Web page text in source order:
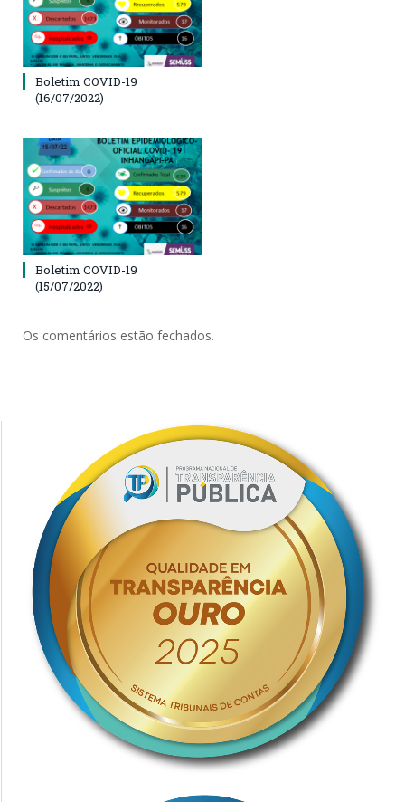
Boletim COVID-19
(16/07/2022)
Boletim COVID-19
(15/07/2022)
Os comentários estão fechados.